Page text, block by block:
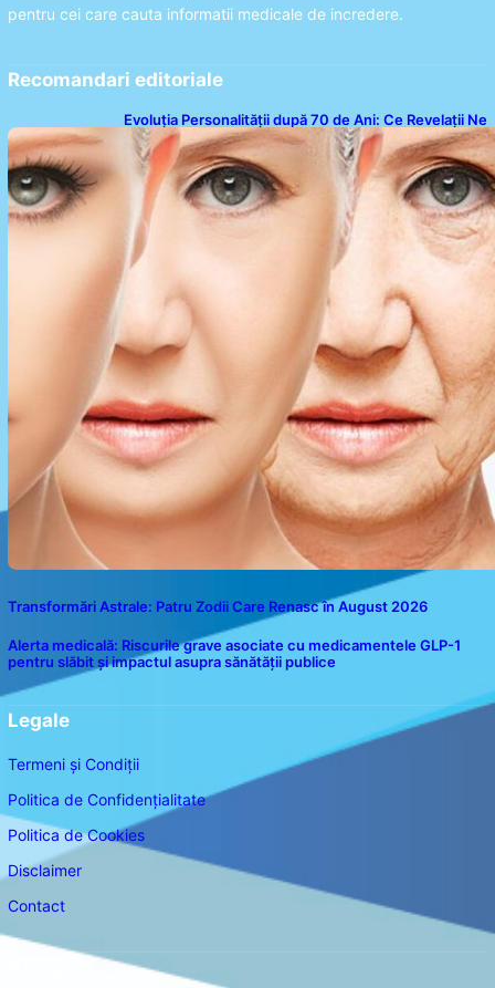
pentru cei care cauta informatii medicale de incredere.
Recomandari editoriale
Evoluția Personalității după 70 de Ani: Ce Revelații Ne
Oferă Studiile Psihologice
Transformări Astrale: Patru Zodii Care Renasc în August 2026
Alerta medicală: Riscurile grave asociate cu medicamentele GLP-1
pentru slăbit și impactul asupra sănătății publice
Legale
Termeni și Condiții
Politica de Confidențialitate
Politica de Cookies
Disclaimer
Contact